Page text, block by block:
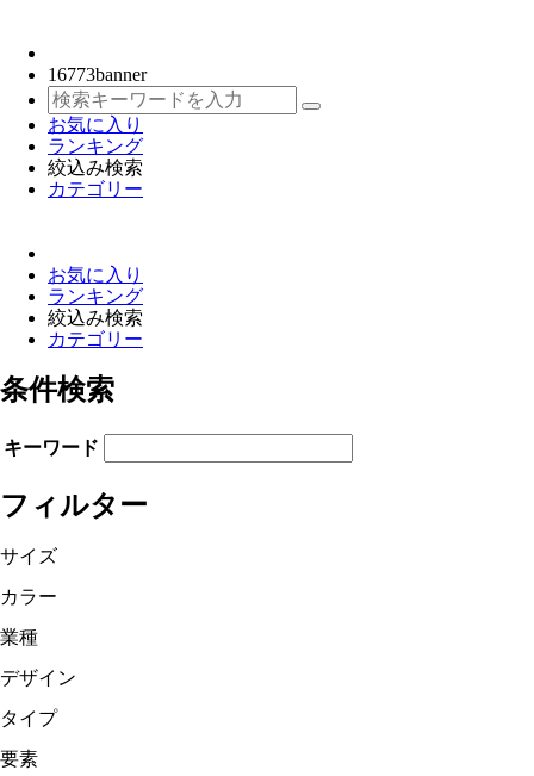
16773banner
お気に入り
ランキング
絞込み検索
カテゴリー
お気に入り
ランキング
絞込み検索
カテゴリー
条件検索
キーワード
フィルター
サイズ
カラー
業種
デザイン
タイプ
要素